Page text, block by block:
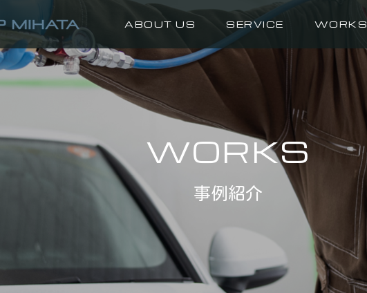
ABOUT US SERVICE WORKS
WORKS
事例紹介